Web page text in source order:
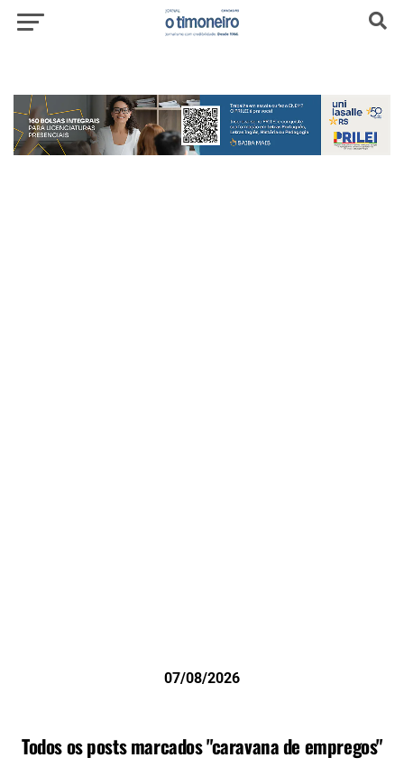
07/08/2026
Todos os posts marcados "caravana de empregos"